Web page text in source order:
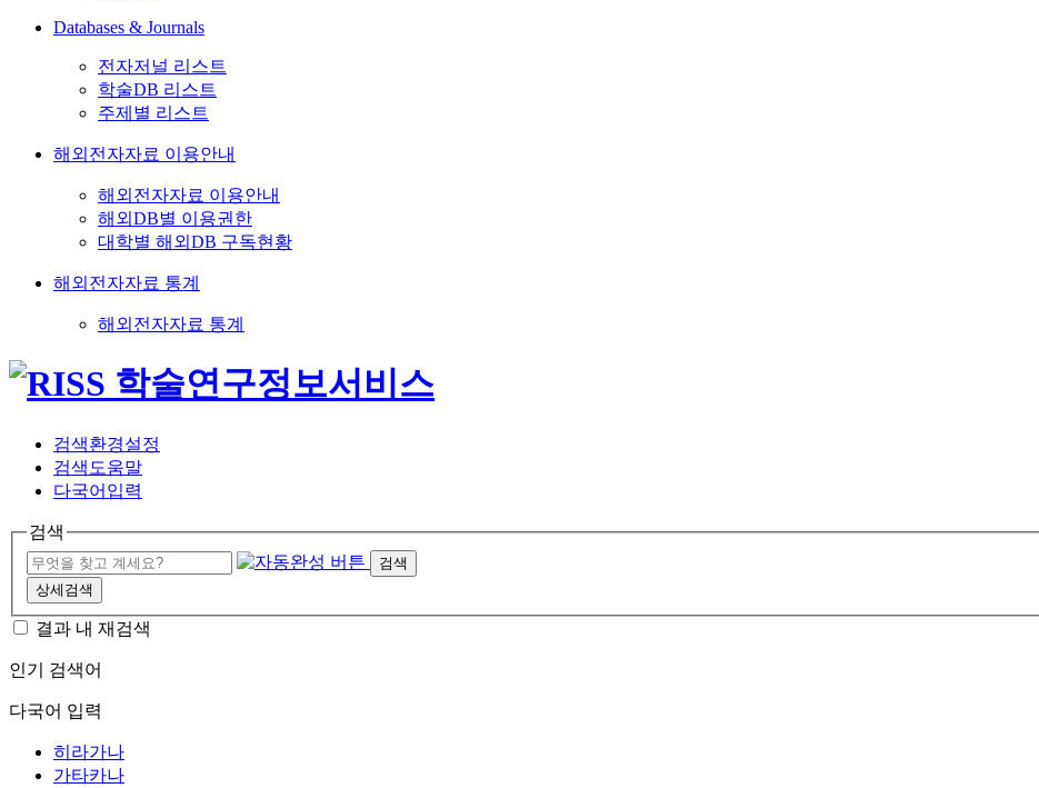
Databases & Journals
전자저널 리스트
학술DB 리스트
주제별 리스트
해외전자자료 이용안내
해외전자자료 이용안내
해외DB별 이용권한
대학별 해외DB 구독현황
해외전자자료 통계
해외전자자료 통계
검색환경설정
검색도움말
다국어입력
검색
검색
상세검색
결과 내 재검색
인기 검색어
다국어 입력
히라가나
가타카나